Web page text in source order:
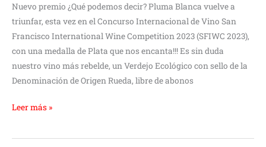
Nuevo premio ¿Qué podemos decir? Pluma Blanca vuelve a
triunfar, esta vez en el Concurso Internacional de Vino San
Francisco International Wine Competition 2023 (SFIWC 2023),
con una medalla de Plata que nos encanta!!! Es sin duda
nuestro vino más rebelde, un Verdejo Ecológico con sello de la
Denominación de Origen Rueda, libre de abonos
Leer más »